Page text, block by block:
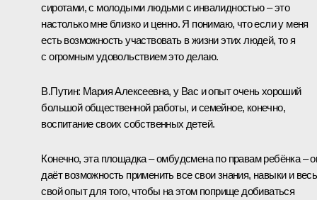
сиротами, с молодыми людьми с инвалидностью – это
настолько мне близко и ценно. Я понимаю, что если у меня
есть возможность участвовать в жизни этих людей, то я
с огромным удовольствием это делаю.
В.Путин: Мария Алексеевна, у Вас и опыт очень хороший
большой общественной работы, и семейное, конечно,
воспитание своих собственных детей.
Конечно, эта площадка – омбудсмена по правам ребёнка –
даёт возможность применить все свои знания, навыки и весь
свой опыт для того, чтобы на этом поприще добиваться